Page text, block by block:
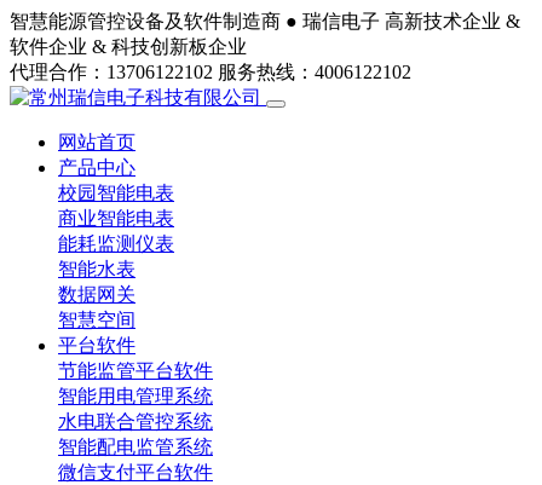
智慧能源管控设备及软件制造商 ● 瑞信电子 高新技术企业 &
软件企业 & 科技创新板企业
代理合作：13706122102 服务热线：4006122102
网站首页
产品中心
校园智能电表
商业智能电表
能耗监测仪表
智能水表
数据网关
智慧空间
平台软件
节能监管平台软件
智能用电管理系统
水电联合管控系统
智能配电监管系统
微信支付平台软件